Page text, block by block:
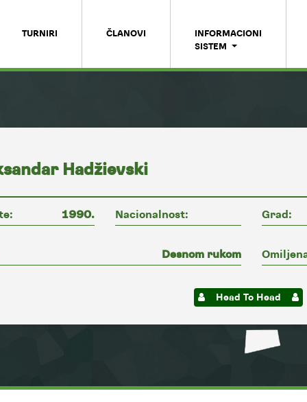
TURNIRI ČLANOVI
INFORMACIONI
SISTEM
Hadžievski
1990. Nacionalnost: Grad:
Desnom rukom
Head To Head